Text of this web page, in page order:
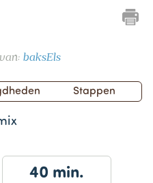
baksEls
Stappen
40 min.